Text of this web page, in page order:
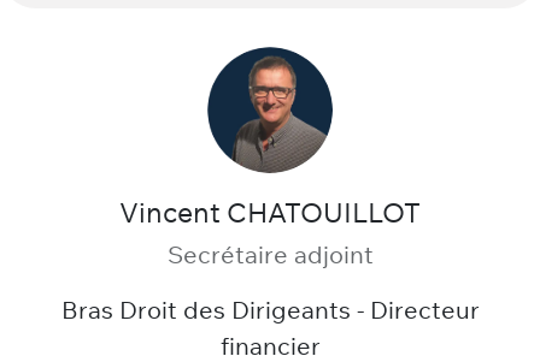
Vincent CHATOUILLOT
Secrétaire adjoint
Bras Droit des Dirigeants - Directeur
financier